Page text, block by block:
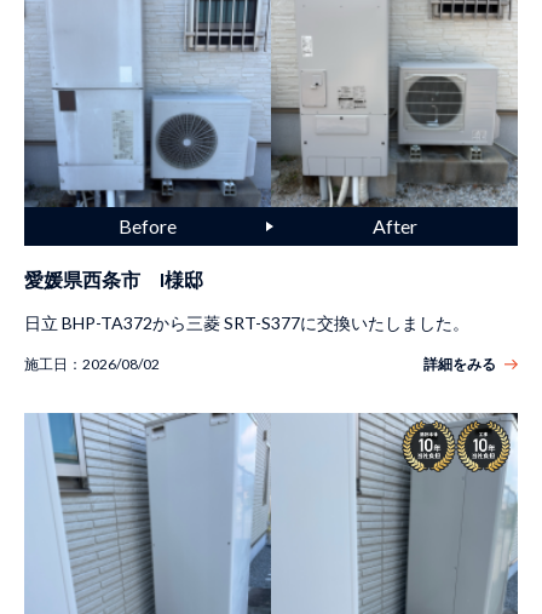
愛媛県西条市 I様邸
日立 BHP-TA372から三菱 SRT-S377に交換いたしました。
施工日： 2026/08/02 詳細をみる